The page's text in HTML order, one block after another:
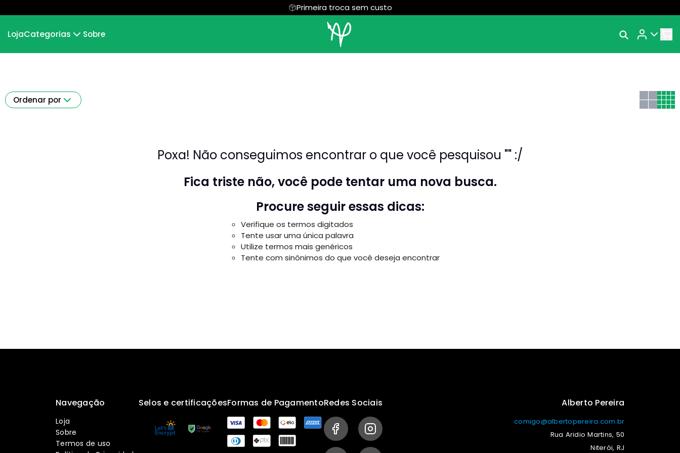
Primeira troca sem custo
LojaCategorias Sobre
Ordenar por
Poxa! Não conseguimos encontrar o que você pesquisou "" :/
Fica triste não, você pode tentar uma nova busca.
Procure seguir essas dicas:
Verifique os termos digitados
Tente usar uma única palavra
Utilize termos mais genéricos
Tente com sinônimos do que você deseja encontrar
Navegação
Loja
Sobre
Termos de uso
Selos e certificaçõesFormas de PagamentoRedes Sociais Alberto Pereira
comigo@albertopereira.com.br
Rua Aridio Martins, 50
Niterói, RJ